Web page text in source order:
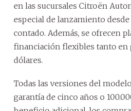
en las sucursales Citroën
especial de lanzamiento desde
contado. Además, se ofrecen
financiación flexibles tanto en
dólares.
Todas las versiones del
garantía de cinco años o